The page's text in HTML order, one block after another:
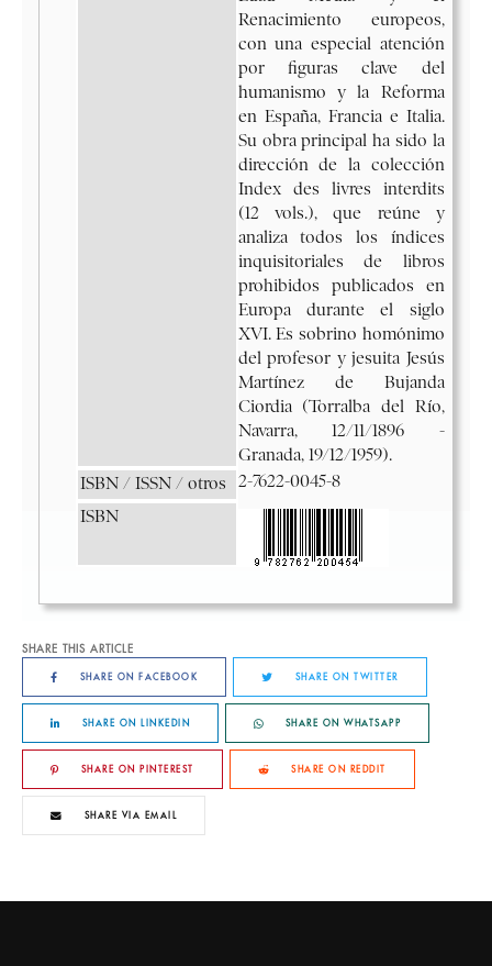
SHARE THIS ARTICLE
SHARE ON FACEBOOK SHARE ON TWITTER
SHARE ON LINKEDIN SHARE ON WHATSAPP
SHARE ON PINTEREST SHARE ON REDDIT
SHARE VIA EMAIL